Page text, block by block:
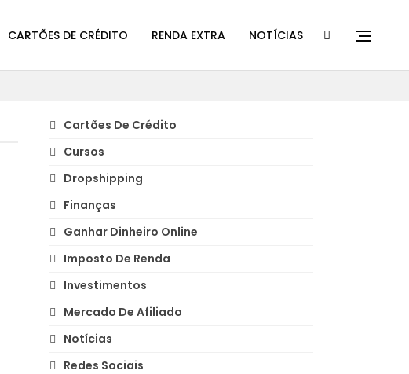
CARTÕES DE CRÉDITO RENDA EXTRA NOTÍCIAS
Cartões De Crédito
Cursos
Dropshipping
Finanças
Ganhar Dinheiro Online
Imposto De Renda
Investimentos
Mercado De Afiliado
Notícias
Redes Sociais